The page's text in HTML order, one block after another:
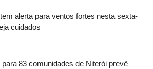
alerta para ventos fortes nesta sexta-
cuidados
para 83 comunidades de Niterói prevê